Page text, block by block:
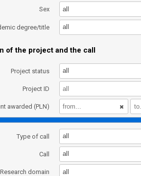
Sex all
degree/title all
of the project and the call
Project status all
Project ID
awarded (PLN)
Type of call all
Call all
Research domain all